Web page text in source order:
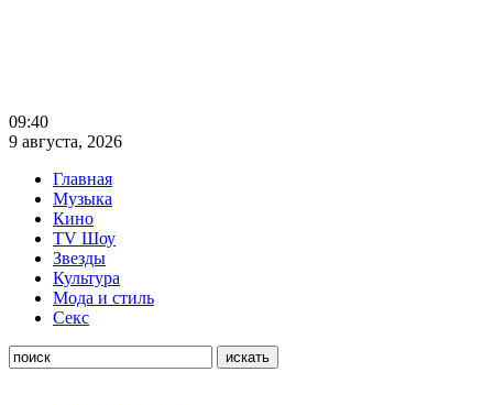
09:40
9 августа, 2026
Главная
Музыка
Кино
TV Шоу
Звезды
Культура
Мода и стиль
Секс